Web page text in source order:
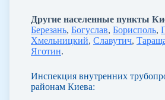
Другие населенные пункты
Березань, Богуслав, Борисполь,
Хмельницкий, Славутич,
Яготин.
Инспекция внутренних
районам Киева: